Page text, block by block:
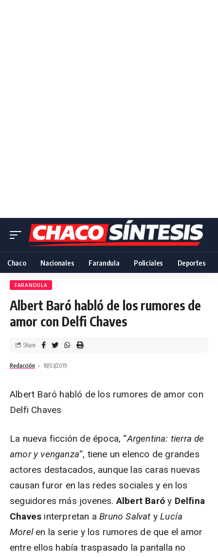
Chaco Nacionales Farandula Policiales Deportes
FARANDULA
Albert Baró habló de los rumores de
amor con Delfi Chaves
Redacción 18/03/2019
Share
Albert Baró habló de los rumores de amor con
Delfi Chaves
La nueva ficción de época, “Argentina: tierra de
amor y venganza“, tiene un elenco de grandes
actores destacados, aunque las caras nuevas
causan furor en las redes sociales y en los
seguidores más jovenes.Albert Baróy Delfina
Chaves interpretan a Bruno Salvat yLucía
Morel en la serie y los rumores de que el amor
entre ellos había traspasado la pantalla no